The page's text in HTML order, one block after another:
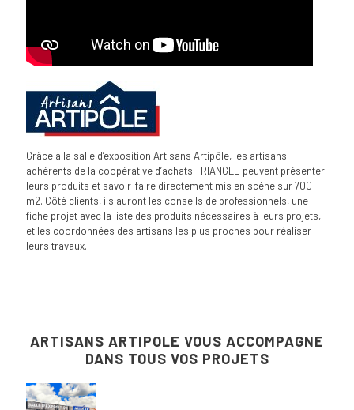
Grâce à la salle d’exposition Artisans Artipôle, les artisans
adhérents de la coopérative d’achats TRIANGLE peuvent présenter
leurs produits et savoir-faire directement mis en scène sur 700
m2. Côté clients, ils auront les conseils de professionnels, une
fiche projet avec la liste des produits nécessaires à leurs projets,
et les coordonnées des artisans les plus proches pour réaliser
leurs travaux.
ARTISANS ARTIPOLE VOUS ACCOMPAGNE
DANS TOUS VOS PROJETS